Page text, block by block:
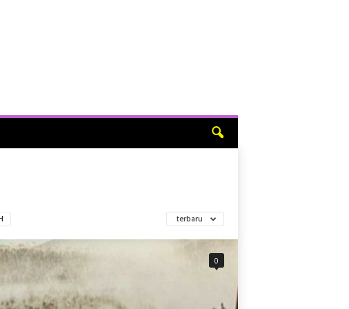
terbaru
0